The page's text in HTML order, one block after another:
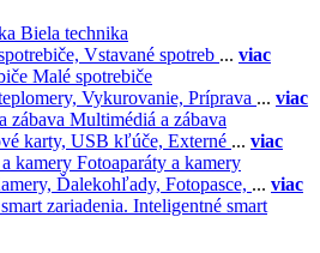
Biela technika
Vstavané spotreb ... viac
Malé spotrebiče
Vykurovanie, Príprava ... viac
Multimédiá a zábava
karty, USB kľúče, Externé ... viac
Fotoaparáty a kamery
Ďalekohľady, Fotopasce, ... viac
Inteligentné smart